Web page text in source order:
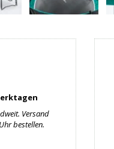
Versand
bestellen.